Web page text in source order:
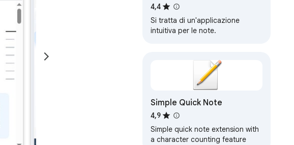
4,4
Si tratta di un'applicazione
intuitiva per le note.
Simple Quick Note
4,9
Simple quick note extension with
a character counting feature